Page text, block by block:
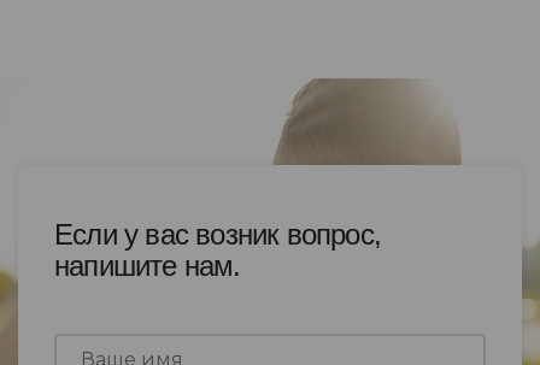
Если у вас возник вопрос,
напишите нам.